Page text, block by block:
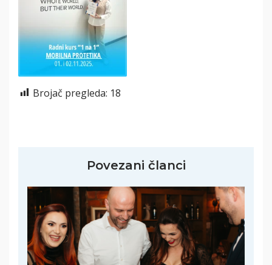
Brojač pregleda: 18
Povezani članci